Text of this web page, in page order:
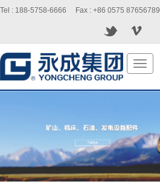
Tel : 188-5758-6666 Fax : +86 0575 87656789
切
换
导